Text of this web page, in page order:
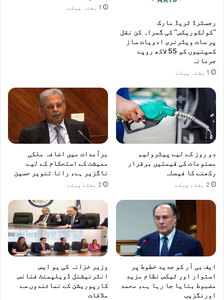
رجسٹرڈ ٹریڈ مارک
’’کولکوریکس‘‘ کی گمراہ کن نقل
پر سات ویٹرنری ادویات ساز
کمپنیوں کو 55 لاکھ روپے
جرمانہ
1 ہفتہ پہلے
1 ہفتہ پہلے
دو روز کے لیے پیٹرولیم
مصنوعات کی قیمتیں برقرار
رکھنے کا فیصلہ
2 ہفتے پہلے
برآمدات میں اضافہ ملکی
معیشت کے استحکام کے لیے
ناگزیر ہے، رانا تنویر حسین
2 ہفتے پہلے
ایف بی آر کو جدید خطوط پر
استوار اور ٹیکس نظام مزید
مضبوط بنایا جا رہا ہے، محمد
اورنگزیب
وزیر خزانہ کی یو ایس
انٹرنیشنل ڈویلپمنٹ فنانس
کارپوریشن کے نمائندوں سے
ملاقات